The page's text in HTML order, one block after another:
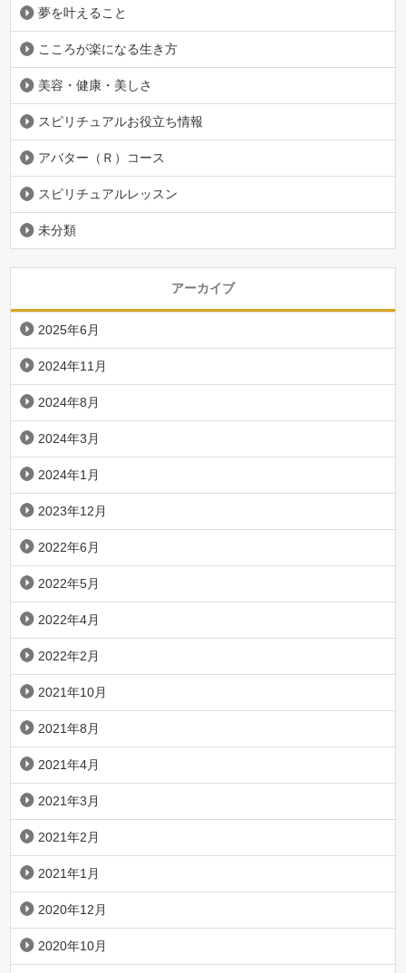
夢を叶えること
こころが楽になる生き方
美容・健康・美しさ
スピリチュアルお役立ち情報
アバター（Ｒ）コース
スピリチュアルレッスン
未分類
アーカイブ
2025年6月
2024年11月
2024年8月
2024年3月
2024年1月
2023年12月
2022年6月
2022年5月
2022年4月
2022年2月
2021年10月
2021年8月
2021年4月
2021年3月
2021年2月
2021年1月
2020年12月
2020年10月